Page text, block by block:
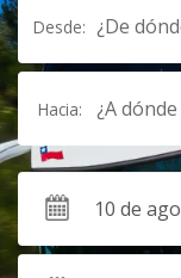
Desde: ¿De
Hacia: ¿A dónde